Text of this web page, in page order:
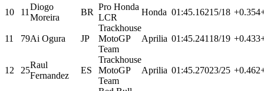
10 11
Diogo
Moreira
BR
Pro Honda
LCR
Honda 01:45.16215/18 +0.354
11 79Ai Ogura JP
Trackhouse
MotoGP
Team
Aprilia 01:45.241 18/19 +0.433
12 25
Raul
Fernandez
ES
Trackhouse
MotoGP
Team
Aprilia 01:45.27023/25 +0.462